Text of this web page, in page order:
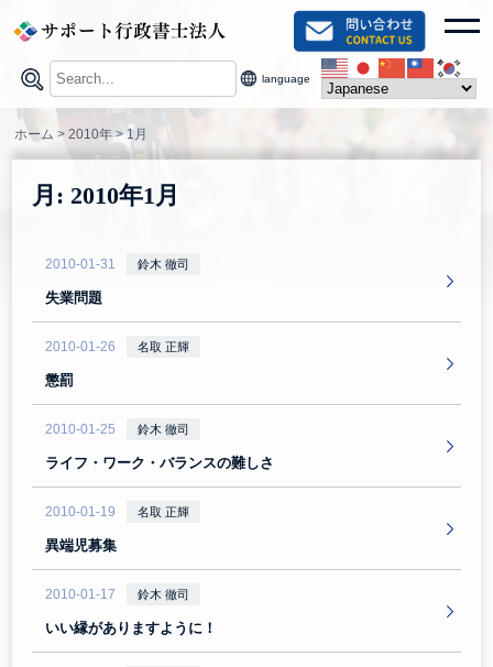
content
language
ホーム >2010年>1月
月: 2010年1月
2010-01-31 鈴木 徹司
失業問題
2010-01-26 名取 正輝
懲罰
2010-01-25 鈴木 徹司
ライフ・ワーク・バランスの難しさ
2010-01-19 名取 正輝
異端児募集
2010-01-17 鈴木 徹司
いい縁がありますように！